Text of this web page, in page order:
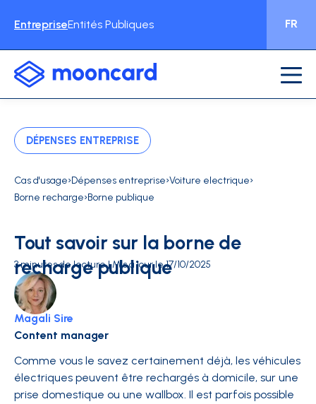
EntrepriseEntités Publiques FR
DÉPENSES ENTREPRISE
Cas d'usage›Dépenses entreprise›Voiture electrique›
Borne recharge›Borne publique
Tout savoir sur la borne de
recharge publique
3 minutes de lecture | Mis à jour le 17/10/2025
Magali Sire
Content manager
Comme vous le savez certainement déjà, les véhicules
électriques peuvent être rechargés à domicile, sur une
prise domestique ou une wallbox. Il est parfois possible